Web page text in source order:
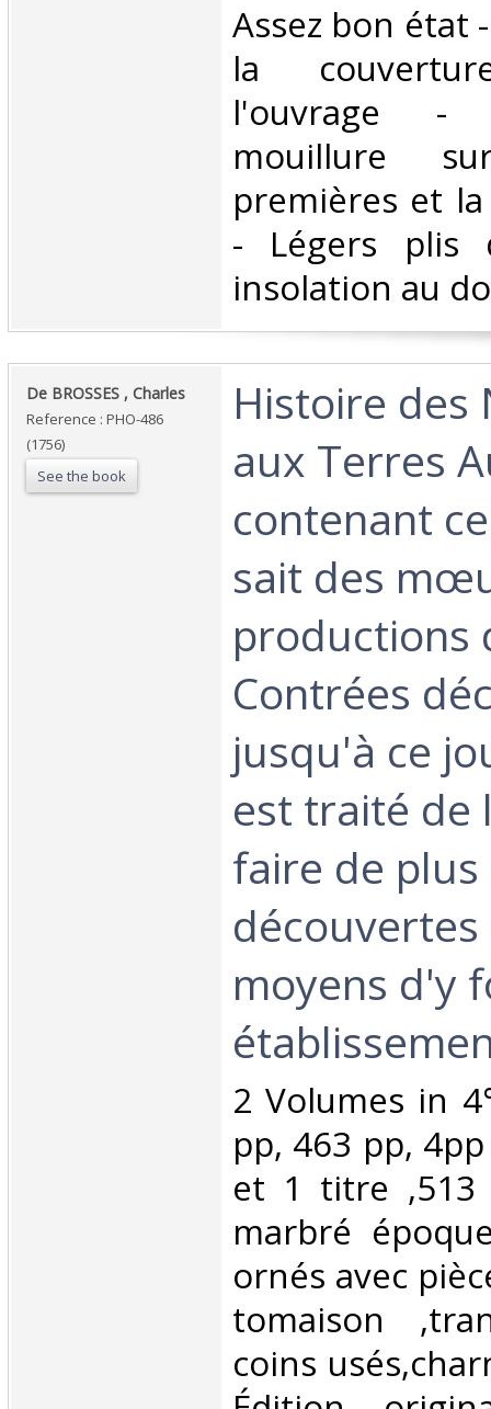
‎Assez bon état
la
l'ouvrage -
mouillure
premières et
- Légers plis
insolation au
‎De BROSSES , Charles‎
Reference : PHO-486
(1756)
See the book
‎Histoire des
aux Terres
contenant
sait des
productions
Contrées
jusqu'à ce
est traité de
faire de
découvertes
moyens d'y
‎2 Volumes in
pp, 463 pp,
et 1 titre ,513
marbré
ornés avec
tomaison
coins